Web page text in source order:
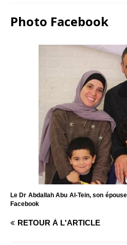
Photo Facebook
Le Dr Abdallah Abu Al-Tein, son
Facebook
RETOUR À L'ARTICLE